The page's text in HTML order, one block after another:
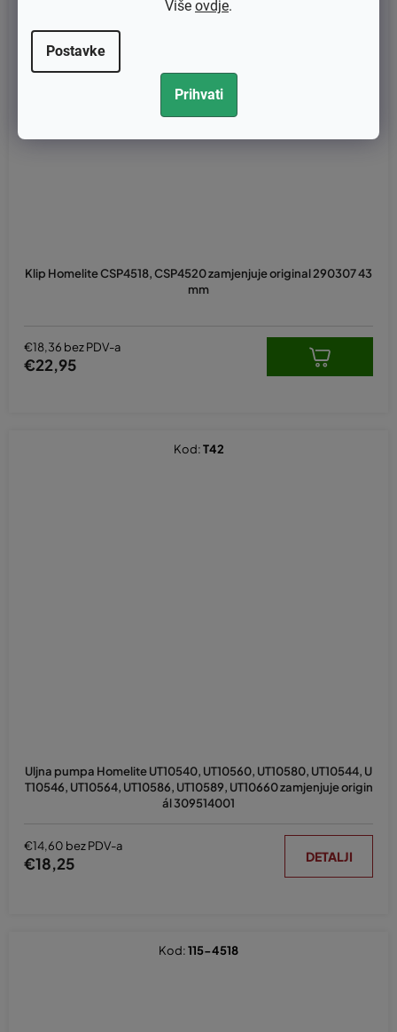
Više ovdje.
Postavke
Prihvati
Klip Homelite CSP4518, CSP4520 zamjenjuje original 290307 43
mm
€18,36 bez PDV-a
€22,95
Uljna pumpa Homelite UT10540, UT10560, UT10580, UT10544, U
T10546, UT10564, UT10586, UT10589, UT10660 zamjenjuje origin
ál 309514001
€14,60 bez PDV-a
€18,25 DETALJI
Kod:T42
Kod:115-4518